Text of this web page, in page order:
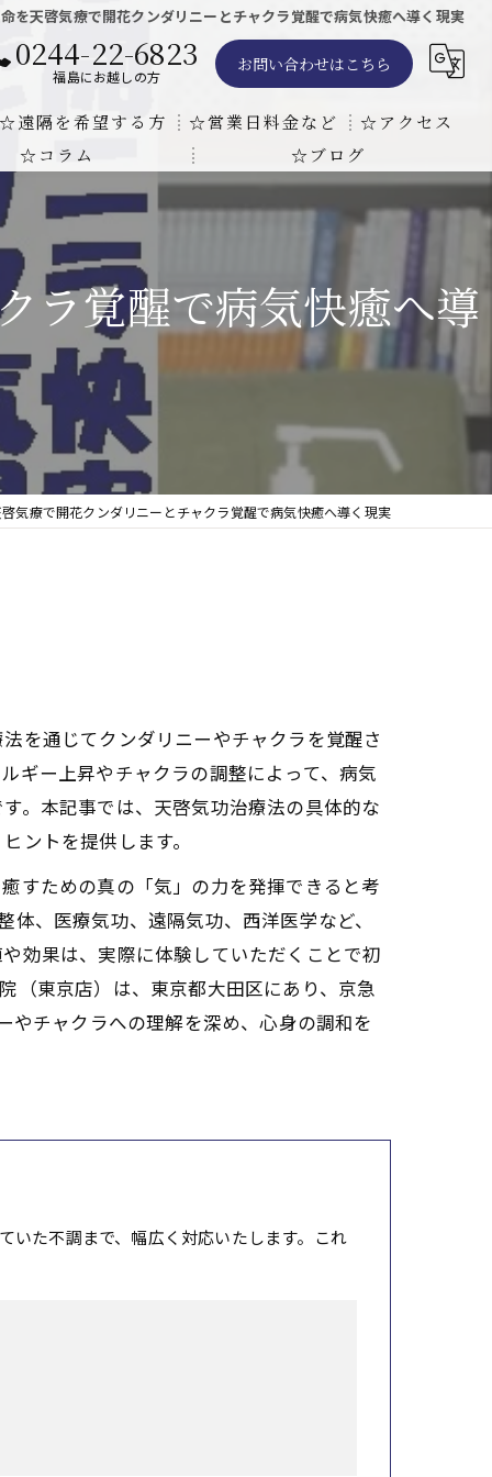
を天啓気療で開花クンダリニーとチャクラ覚醒で病気快癒へ導く現実
0244-22-6823
福島にお越しの方
お問い合わせはこちら
☆遠隔を希望する方
遠隔気功ヒーリングで難病の克服の方法と効果
☆営業日料金など
東京での瞑想気功教室の開催について
☆アクセス
天啓気療院 東京店
☆コラム ☆ブログ
ラ覚醒で病気快癒へ導
気療で開花クンダリニーとチャクラ覚醒で病気快癒へ導く現実
を通じてクンダリニーやチャクラを覚醒さ
ギー上昇やチャクラの調整によって、病気
。本記事では、天啓気功治療法の具体的な
ントを提供します。
すための真の「気」の力を発揮できると考
、医療気功、遠隔気功、西洋医学など、
効果は、実際に体験していただくことで初
（東京店）は、東京都大田区にあり、京急
やチャクラへの理解を深め、心身の調和を
いた不調まで、幅広く対応いたします。これ